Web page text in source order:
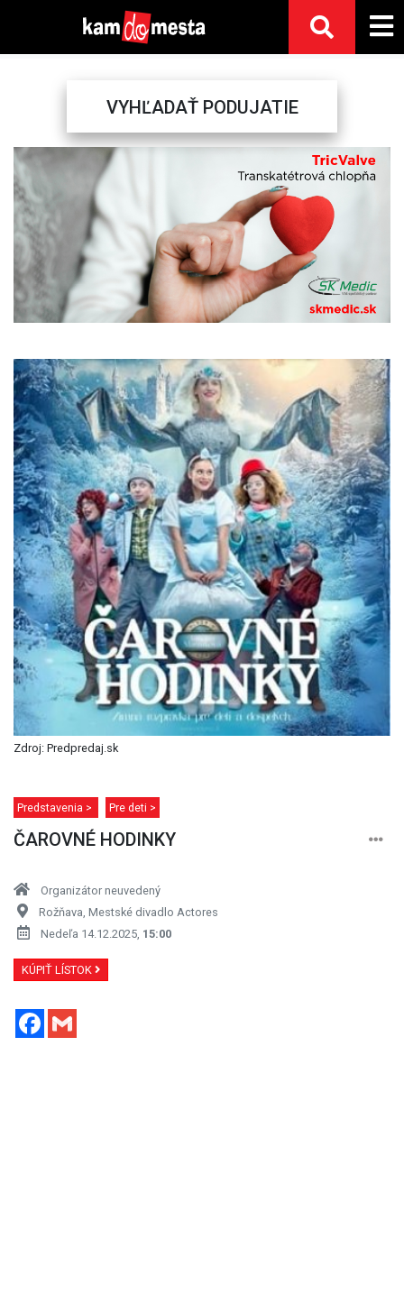
VYHĽADAŤ PODUJATIE
Previous
Zdroj: Predpredaj.sk
Predstavenia > Pre deti >
ČAROVNÉ HODINKY
Organizátor neuvedený
Rožňava, Mestské divadlo Actores
Nedeľa 14.12.2025, 15:00
KÚPIŤ LÍSTOK
Facebook